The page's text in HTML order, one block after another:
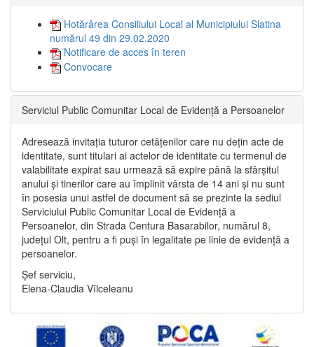
Hotărârea Consiliului Local al Municipiului Slatina
numărul 49 din 29.02.2020
Notificare de acces în teren
Convocare
Serviciul Public Comunitar Local de Evidență a Persoanelor
Adresează invitația tuturor cetățenilor care nu dețin acte de
identitate, sunt titulari ai actelor de identitate cu termenul de
valabilitate expirat sau urmează să expire până la sfârșitul
anului și tinerilor care au împlinit vârsta de 14 ani și nu sunt
în posesia unui astfel de document să se prezinte la sediul
Serviciului Public Comunitar Local de Evidență a
Persoanelor, din Strada Centura Basarabilor, numărul 8,
județul Olt, pentru a fi puși în legalitate pe linie de evidență a
persoanelor.
Șef serviciu,
Elena-Claudia Vîlceleanu